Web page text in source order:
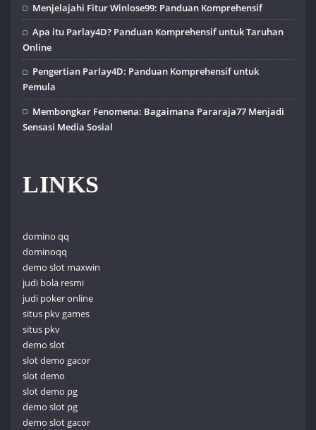
Menjelajahi Fitur Winlose99: Panduan Komprehensif
Apa itu Parlay4D? Panduan Komprehensif untuk Taruhan
Online
Pengertian Parlay4D: Panduan Komprehensif untuk
Pemula
Membongkar Fenomena: Bagaimana Pararaja77 Menjadi
Sensasi Media Sosial
LINKS
domino qq
dominoqq
demo slot maxwin
judi bola resmi
judi poker online
situs pkv games
situs pkv
demo slot
slot demo gacor
slot demo
slot demo pg
demo slot pg
demo slot gacor